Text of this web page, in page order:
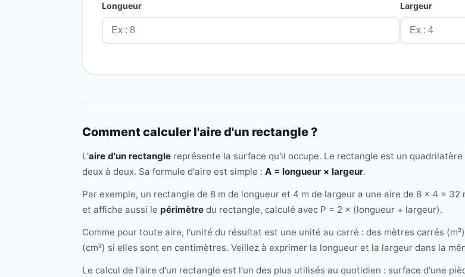
Longueur Largeur
Comment calculer l'aire d'un rectangle ?
L'aire d'un rectangle représente la surface qu'il occupe. Le rectangle est un
deux à deux. Sa formule d'aire est simple : A = longueur × largeur.
Par exemple, un rectangle de 8 m de longueur et 4 m de largeur a une aire de 8 × 4 =
et affiche aussi le périmètre du rectangle, calculé avec P = 2 × (longueur + largeur).
Comme pour toute aire, l'unité du résultat est une unité au carré : des mètres carrés
(cm²) si elles sont en centimètres. Veillez à exprimer la longueur et la largeur dans la
Le calcul de l'aire d'un rectangle est l'un des plus utilisés au quotidien : surface d'une